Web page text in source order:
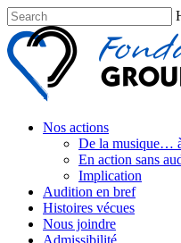
Nos actions
De la musique…
En action sans
Implication
Audition en bref
Histoires vécues
Nous joindre
Admissibilité